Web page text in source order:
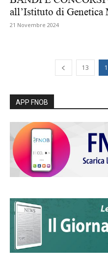
all’Istituto di Genetica
21 Novembre 2024
13
APP FNOB